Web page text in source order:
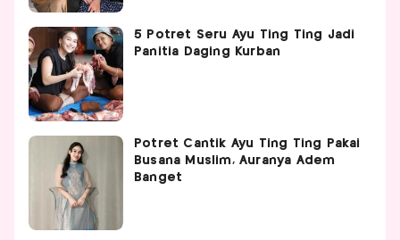
5 Potret Seru Ayu Ting Ting Jadi
Panitia Daging Kurban
Potret Cantik Ayu Ting Ting Pakai
Busana Muslim, Auranya Adem
Banget